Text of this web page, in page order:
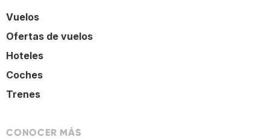
Vuelos
Ofertas de vuelos
Hoteles
Coches
Trenes
CONOCER MÁS